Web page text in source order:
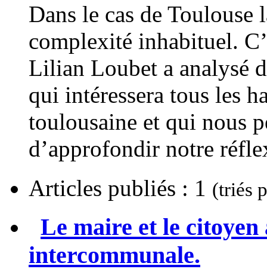
Dans le cas de
complexité inhabituel.
Lilian Loubet a analysé
qui intéressera tous les
toulousaine et qui nous
d’approfondir notre
Articles publiés : 1 (triés
Le maire et le citoyen
intercommunale.